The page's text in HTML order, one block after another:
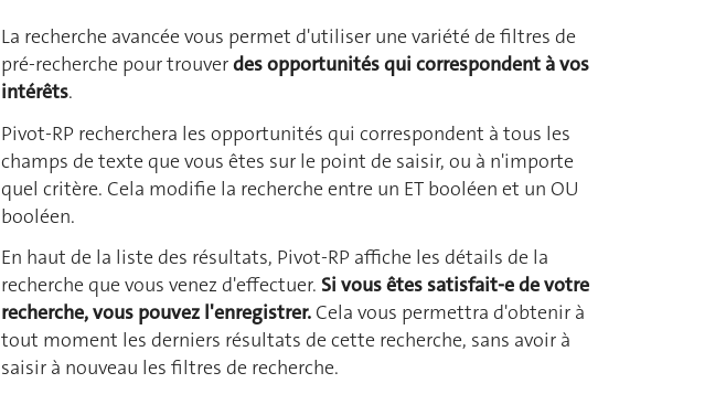
La recherche avancée vous permet d'utiliser une variété de filtres de
pré-recherche pour trouverdes opportunités qui correspondent à vos
intérêts.
Pivot-RP recherchera les opportunités qui correspondent à tous les
champs de texte que vous êtes sur le point de saisir, ou à n'importe
quel critère. Cela modifie la recherche entre un ET booléen et un OU
booléen.
En haut de la liste des résultats, Pivot-RP affiche les détails de la
recherche que vous venez d'effectuer. Si vous êtes satisfait-e de votre
recherche, vous pouvez l'enregistrer. Cela vous permettra d'obtenir à
tout moment les derniers résultats de cette recherche, sans avoir à
saisir à nouveau les filtres de recherche.